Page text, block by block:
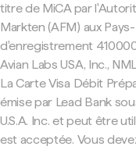
titre de MiCA par
Markten (AFM) aux
d'enregistrement
Avian Labs USA, Inc.,
La Carte Visa Débit
émise par Lead Bank
U.S.A. Inc. et peut être
est acceptée. Vous